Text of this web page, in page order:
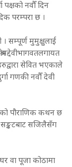
पक्षको नवौँ दिन
परम्परा छ ।
। सम्पूर्ण मुमुक्षुलाई
सेवित भएकाले
गणकी नवौँ देवी
पौराणिक कथन छ
सङ्कटबाट सजिलैसँग
वा पूजा कोठामा